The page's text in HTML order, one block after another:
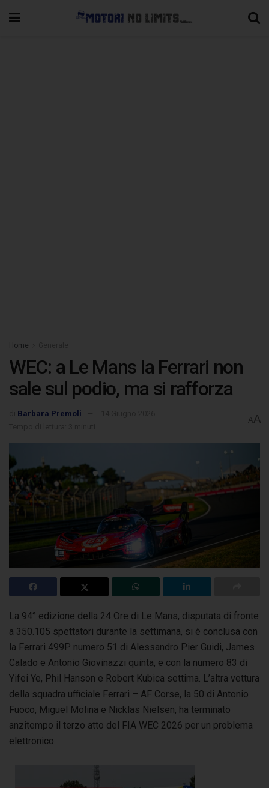
Home
WEC: a Le Mans la Ferrari non
sale sul podio, ma si rafforza
Barbara Premoli
AA
La 94° edizione della 24 Ore di Le Mans, disputata di fronte
a 350.105 spettatori durante la settimana, si è conclusa con
la Ferrari 499P numero 51 di Alessandro Pier Guidi, James
Calado e Antonio Giovinazzi quinta, e con la numero 83 di
Yifei Ye, Phil Hanson e Robert Kubica settima. L’altra vettura
della squadra ufficiale Ferrari – AF Corse, la 50 di Antonio
Fuoco, Miguel Molina e Nicklas Nielsen, ha terminato
anzitempo il terzo atto del FIA WEC 2026 per un problema
elettronico.